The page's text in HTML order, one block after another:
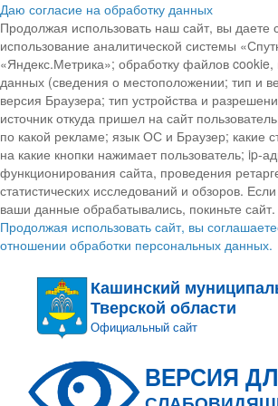
Даю согласие на обработку данных
Продолжая использовать наш сайт, вы даете
использование аналитической системы
«Яндекс.Метрика»; обработку файлов cookie,
данных (сведения о местоположении; тип и
версия Браузера; тип устройства и
источник откуда пришел на сайт
по какой рекламе; язык ОС и Браузер; какие
на какие кнопки нажимает пользователь; ip-
функционирования сайта, проведения
статистических исследований и обзоров.
ваши данные обрабатывались, покиньте сайт.
Продолжая использовать сайт, вы
отношении обработки персональных данных.